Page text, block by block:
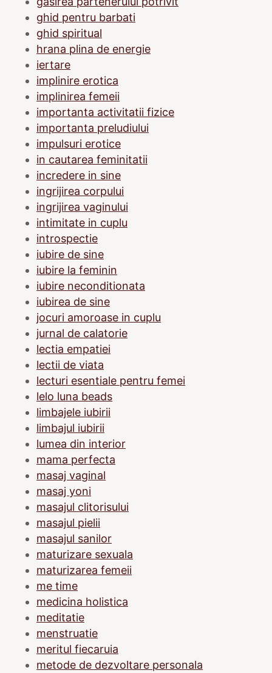
ghid pentru barbati
ghid spiritual
hrana plina de energie
iertare
implinire erotica
implinirea femeii
importanta activitatii fizice
importanta preludiului
impulsuri erotice
in cautarea feminitatii
incredere in sine
ingrijirea corpului
ingrijirea vaginului
intimitate in cuplu
introspectie
iubire de sine
iubire la feminin
iubire neconditionata
iubirea de sine
jocuri amoroase in cuplu
jurnal de calatorie
lectia empatiei
lectii de viata
lecturi esentiale pentru femei
lelo luna beads
limbajele iubirii
limbajul iubirii
lumea din interior
mama perfecta
masaj vaginal
masaj yoni
masajul clitorisului
masajul pielii
masajul sanilor
maturizare sexuala
maturizarea femeii
me time
medicina holistica
meditatie
menstruatie
meritul fiecaruia
metode de dezvoltare personala